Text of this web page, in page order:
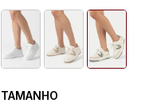
TAMANHO